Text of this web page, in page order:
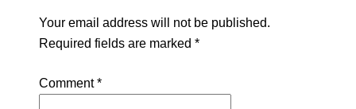
Your email address will not be published.
Required fields are marked *
Comment*